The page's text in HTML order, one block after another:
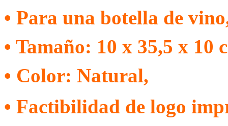
• Para una botella de
• Tamaño: 10 x 35,5 x 10
• Color: Natural,
• Factibilidad de logo